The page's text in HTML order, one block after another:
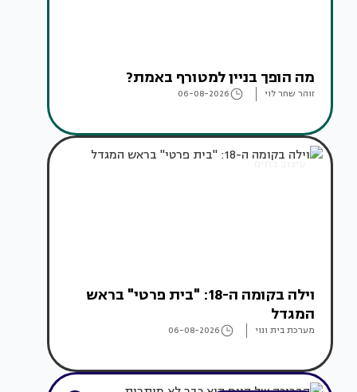
מה הופך בניין למטורף באמת?
זוהר שחר לוי 06-08-2026
עיצוב בתים
וילה בקומה ה-18: "בית פרטי" בראש
המגדל
מערכת בית ונוי 06-08-2026